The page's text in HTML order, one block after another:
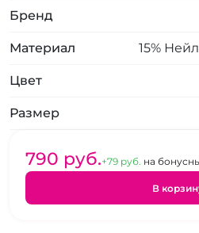
Бренд
Материал 15%
Цвет
Размер
790 pуб.+79 pуб. на
В